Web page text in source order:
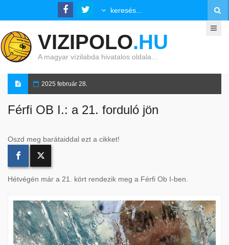
VIZIPOLO.HU
A magyar vízilabda hivatalos oldala…
2025 február 28.
Férfi OB I.: a 21. forduló jön
Oszd meg barátaiddal ezt a cikket!
Hétvégén már a 21. kört rendezik meg a Férfi Ob I-ben.